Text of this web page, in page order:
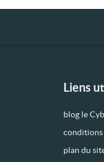
Liens
blog le
conditions
plan du